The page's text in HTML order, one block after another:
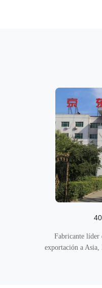
Fabricante líder
exportación a Asia,